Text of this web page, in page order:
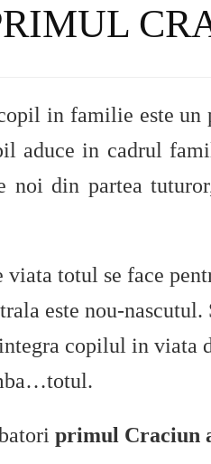
in familie este
aduce in cadrul
noi din partea
totul se face
este nou-
copilul in viata
primul Craciun